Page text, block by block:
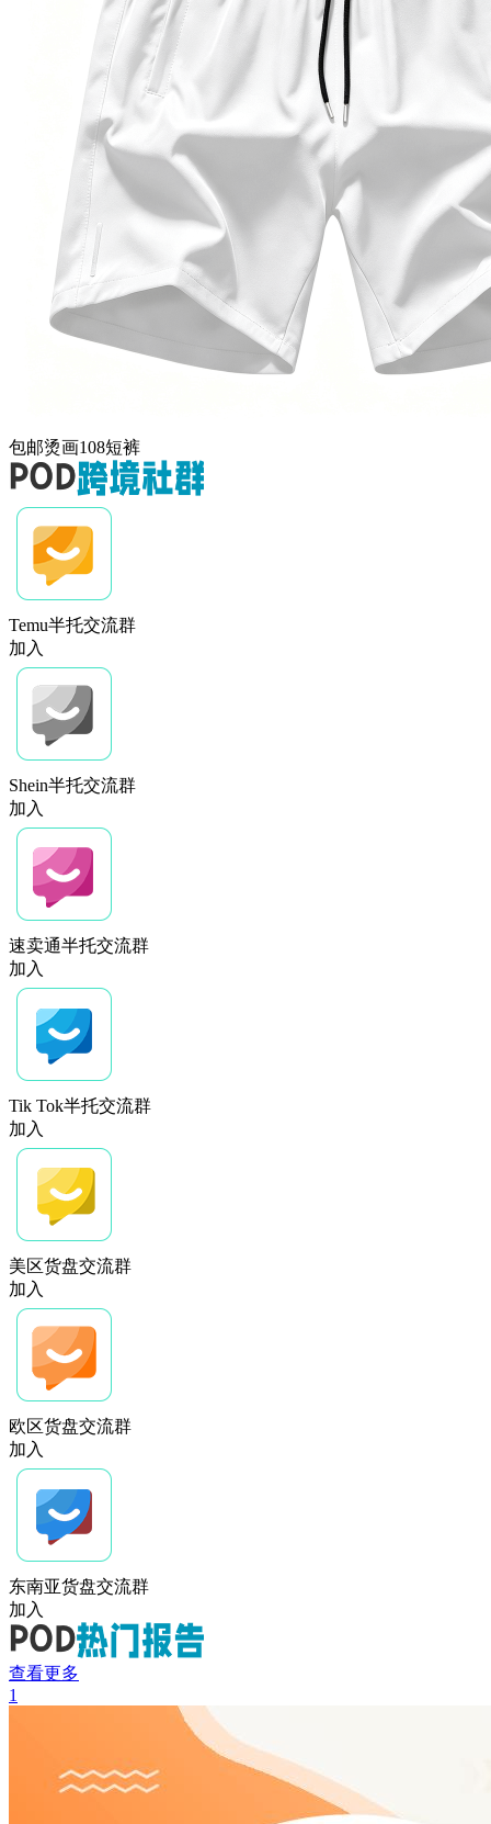
包邮烫画108短裤
Temu半托交流群
加入
Shein半托交流群
加入
速卖通半托交流群
加入
Tik Tok半托交流群
加入
美区货盘交流群
加入
欧区货盘交流群
加入
东南亚货盘交流群
加入
查看更多
1